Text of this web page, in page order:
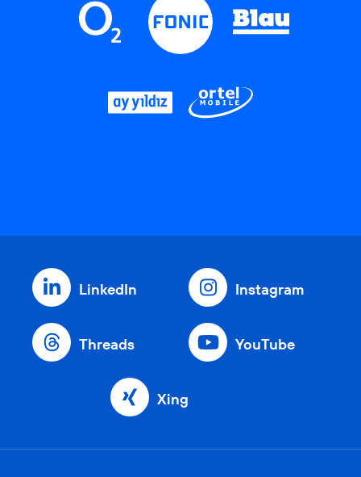
LinkedIn Instagram
Threads YouTube
Xing